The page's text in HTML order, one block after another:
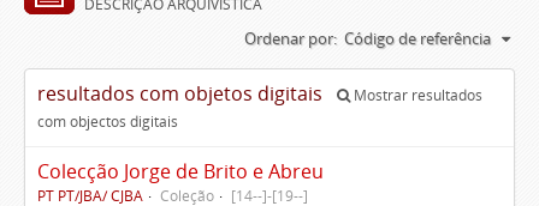
DESCRIÇÃO ARQUIVÍSTICA
Ordenar por: Código de referência
resultados com objetos digitais
Mostrar resultados
com objectos digitais
Colecção Jorge de Brito e Abreu
PT PT/JBA/ CJBA Coleção [14--]-[19--]